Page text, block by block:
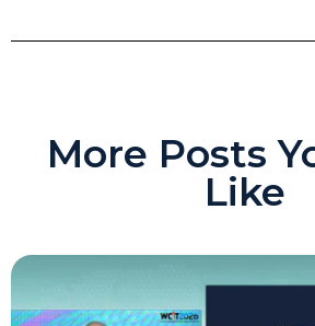
More Posts
Like